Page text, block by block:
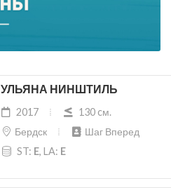
УЛЬЯНА НИНШТИЛЬ
2017
130 cм.
Бердск
Шаг Вперед
ST: E, LA: E